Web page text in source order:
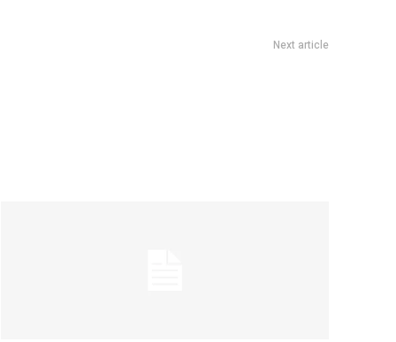
Next article